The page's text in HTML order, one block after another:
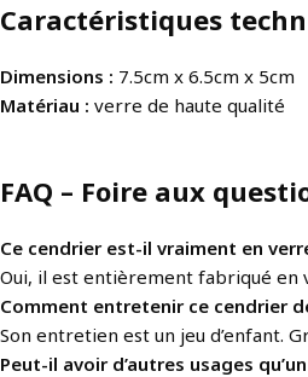
Caractéristiques
Dimensions : 7.5cm x 6.5cm x 5cm
Matériau : verre de haute qualité
FAQ – Foire aux
Ce cendrier est-il vraiment en
Oui, il est entièrement fabriqué en
Comment entretenir ce cendrier
Son entretien est un jeu d’enfant.
Peut-il avoir d’autres usages